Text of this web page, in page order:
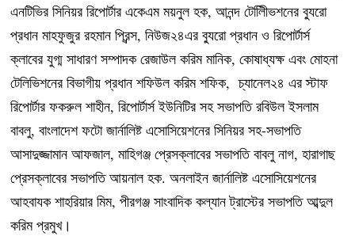
এনটিভির সিনিয়র রিপোর্টার একেএম ময়নুল হক, আনন্দ টেলিীিভশনের ব্যুরো
প্রধান মাহফুজুর রহমান প্রিন্স, নিউজ২৪এর ব্যুরো প্রধান ও রিপোর্টার্স
ক্লাবের যুগ্ম সাধারণ সম্পাদক রেজাউল করিম মানিক, কোষাধ্যক্ষ এবং মোহনা
টেলিভিশনের বিভাগীয় প্রধান শফিউল করিম শফিক, চ্যানেল২৪ এর স্টাফ
রিপোর্টার ফকরুল শাহীন, রিপোর্টার্স ইউনিটির সহ সভাপতি রবিউল ইসলাম
বাবলু, বাংলাদেশ ফটো জার্নালিষ্ট এসোসিয়েশনের সিনিয়র সহ-সভাপতি
আসাদুজ্জামান আফজাল, মাহিগঞ্জ প্রেসক্লাবের সভাপতি বাবলু নাগ, হারাগাছ
প্রেসক্লাবের সভাপতি আয়নাল হক. অনলাইন জার্নালিষ্ট এসোসিয়েশনের
আহবাযক শাহরিয়ার মিম, পীরগঞ্জ সাংবাদিক কল্যান ট্রাস্টের সভাপতি আব্দুল
করিম প্রমুখ।